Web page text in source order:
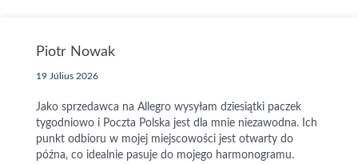
Piotr Nowak
19 Július 2026
Jako sprzedawca na Allegro wysyłam dziesiątki paczek
tygodniowo i Poczta Polska jest dla mnie niezawodna. Ich
punkt odbioru w mojej miejscowości jest otwarty do
późna, co idealnie pasuje do mojego harmonogramu.